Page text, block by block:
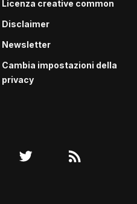
Licenza creative common
Disclaimer
Newsletter
Cambia impostazioni della
privacy